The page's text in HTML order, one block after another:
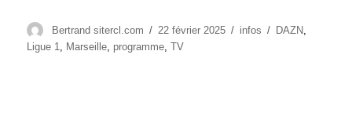
Auteur
Bertrand sitercl.com
Publié
le
22 février 2025 Catégories
infos Étiquettes
DAZN
Ligue 1, Marseille, programme,TV